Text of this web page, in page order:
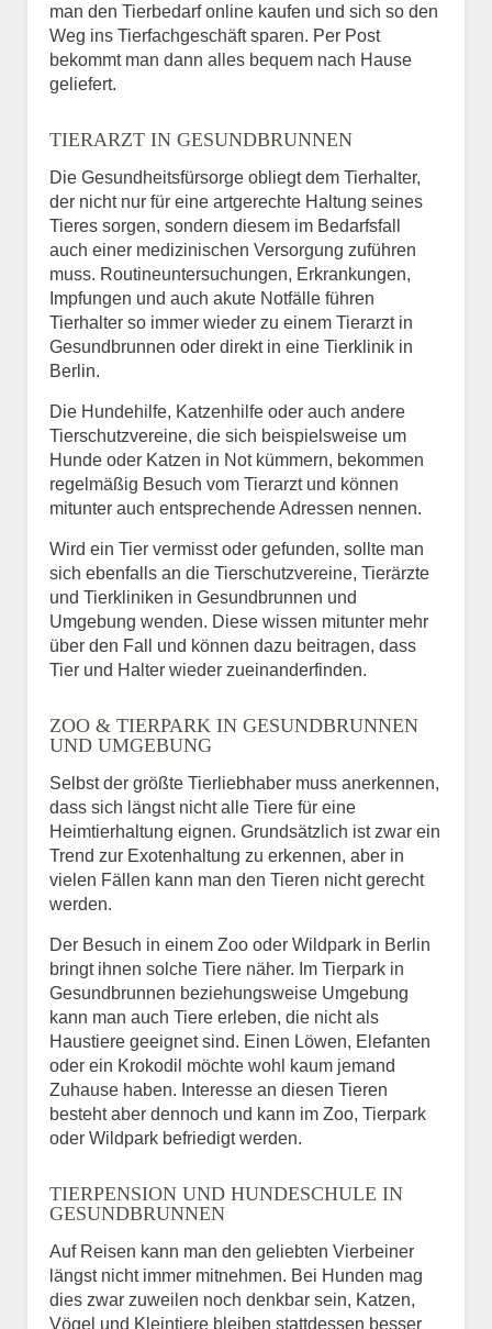
man den Tierbedarf online kaufen und sich so den
Weg ins Tierfachgeschäft sparen. Per Post
bekommt man dann alles bequem nach Hause
geliefert.
TIERARZT IN GESUNDBRUNNEN
Die Gesundheitsfürsorge obliegt dem Tierhalter,
der nicht nur für eine artgerechte Haltung seines
Tieres sorgen, sondern diesem im Bedarfsfall
auch einer medizinischen Versorgung zuführen
muss. Routineuntersuchungen, Erkrankungen,
Impfungen und auch akute Notfälle führen
Tierhalter so immer wieder zu einem Tierarzt in
Gesundbrunnen oder direkt in eine Tierklinik in
Berlin.
Die Hundehilfe, Katzenhilfe oder auch andere
Tierschutzvereine, die sich beispielsweise um
Hunde oder Katzen in Not kümmern, bekommen
regelmäßig Besuch vom Tierarzt und können
mitunter auch entsprechende Adressen nennen.
Wird ein Tier vermisst oder gefunden, sollte man
sich ebenfalls an die Tierschutzvereine, Tierärzte
und Tierkliniken in Gesundbrunnen und
Umgebung wenden. Diese wissen mitunter mehr
über den Fall und können dazu beitragen, dass
Tier und Halter wieder zueinanderfinden.
ZOO & TIERPARK IN GESUNDBRUNNEN
UND UMGEBUNG
Selbst der größte Tierliebhaber muss anerkennen,
dass sich längst nicht alle Tiere für eine
Heimtierhaltung eignen. Grundsätzlich ist zwar ein
Trend zur Exotenhaltung zu erkennen, aber in
vielen Fällen kann man den Tieren nicht gerecht
werden.
Der Besuch in einem Zoo oder Wildpark in Berlin
bringt ihnen solche Tiere näher. Im Tierpark in
Gesundbrunnen beziehungsweise Umgebung
kann man auch Tiere erleben, die nicht als
Haustiere geeignet sind. Einen Löwen, Elefanten
oder ein Krokodil möchte wohl kaum jemand
Zuhause haben. Interesse an diesen Tieren
besteht aber dennoch und kann im Zoo, Tierpark
oder Wildpark befriedigt werden.
TIERPENSION UND HUNDESCHULE IN
GESUNDBRUNNEN
Auf Reisen kann man den geliebten Vierbeiner
längst nicht immer mitnehmen. Bei Hunden mag
dies zwar zuweilen noch denkbar sein, Katzen,
Vögel und Kleintiere bleiben stattdessen besser